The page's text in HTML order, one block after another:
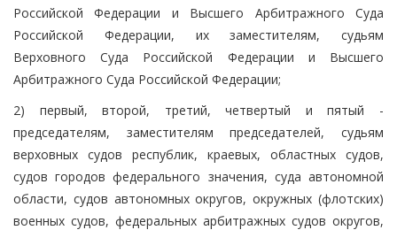
Российской Федерации и Высшего Арбитражного Суда
Российской Федерации, их заместителям, судьям
Верховного Суда Российской Федерации и Высшего
Арбитражного Суда Российской Федерации;
2) первый, второй, третий, четвертый и пятый -
председателям, заместителям председателей, судьям
верховных судов республик, краевых, областных судов,
судов городов федерального значения, суда автономной
области, судов автономных округов, окружных (флотских)
военных судов, федеральных арбитражных судов округов,